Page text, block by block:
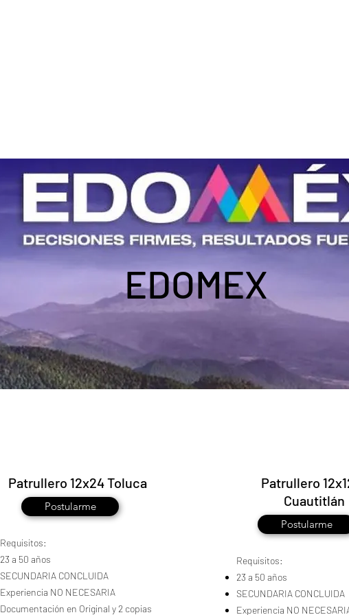
EDOMEX
Patrullero 12x24 Toluca
Postularme
Requisitos:
23 a 50 años
SECUNDARIA CONCLUIDA
Experiencia NO NECESARIA
Documentación en Original y 2 copias
Patrullero
Cuautitlán
Postularme
Requisitos:
23 a 50 años
SECUNDARIA CONCLUIDA
Experiencia NO